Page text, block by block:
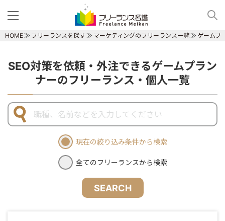
HOME フリーランスを探す マーケティングのフリーランス一覧 ゲームプ
SEO対策を依頼・外注できるゲームプラン
ナーのフリーランス・個人一覧
現在の絞り込み条件から検索
全てのフリーランスから検索
SEARCH